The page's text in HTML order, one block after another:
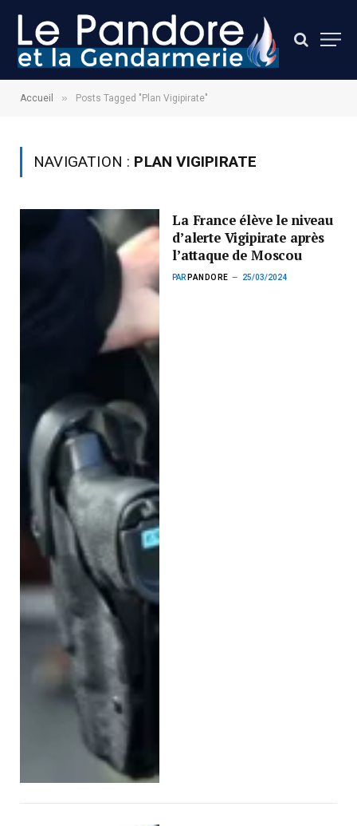
Accueil » Posts Tagged "Plan Vigipirate"
NAVIGATION : PLAN VIGIPIRATE
La France élève le niveau
d’alerte Vigipirate après
l’attaque de Moscou
PAR PANDORE 25/03/2024